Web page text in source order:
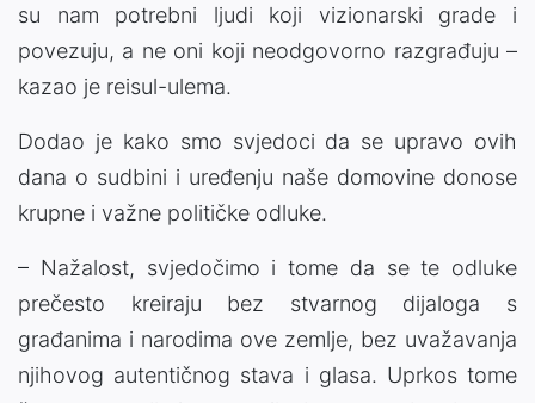
su nam potrebni ljudi koji vizionarski grade i
povezuju, a ne oni koji neodgovorno razgrađuju –
kazao je reisul-ulema.
Dodao je kako smo svjedoci da se upravo ovih
dana o sudbini i uređenju naše domovine donose
krupne i važne političke odluke.
– Nažalost, svjedočimo i tome da se te odluke
prečesto kreiraju bez stvarnog dijaloga s
građanima i narodima ove zemlje, bez uvažavanja
njihovog autentičnog stava i glasa. Uprkos tome